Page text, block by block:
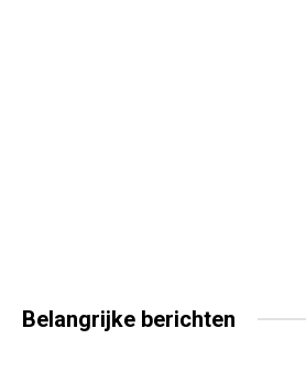
Belangrijke berichten